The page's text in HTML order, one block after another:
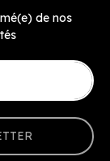
de nos